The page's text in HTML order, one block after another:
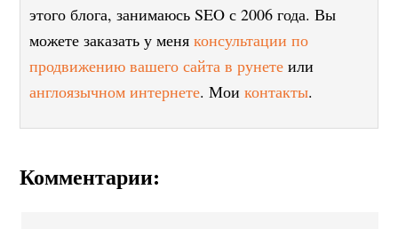
этого блога, занимаюсь SEO с 2006 года. Вы
можете заказать у меняконсультации по
продвижению вашего сайта в рунете или
англоязычном интернете. Моиконтакты.
Комментарии: